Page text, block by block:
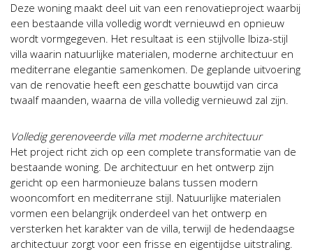
Deze woning maakt deel uit van een renovatieproject waarbij
een bestaande villa volledig wordt vernieuwd en opnieuw
wordt vormgegeven. Het resultaat is een stijlvolle Ibiza-stijl
villa waarin natuurlijke materialen, moderne architectuur en
mediterrane elegantie samenkomen. De geplande uitvoering
van de renovatie heeft een geschatte bouwtijd van circa
twaalf maanden, waarna de villa volledig vernieuwd zal zijn.
Volledig gerenoveerde villa met moderne architectuur
Het project richt zich op een complete transformatie van de
bestaande woning. De architectuur en het ontwerp zijn
gericht op een harmonieuze balans tussen modern
wooncomfort en mediterrane stijl. Natuurlijke materialen
vormen een belangrijk onderdeel van het ontwerp en
versterken het karakter van de villa, terwijl de hedendaagse
architectuur zorgt voor een frisse en eigentijdse uitstraling.